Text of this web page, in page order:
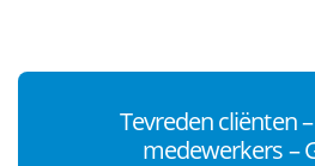
Tevreden cliënten
medewerkers –